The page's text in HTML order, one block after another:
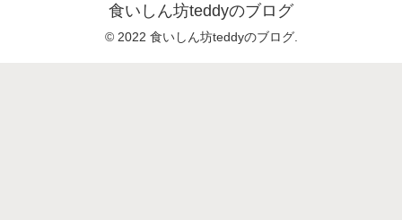
食いしん坊teddyのブログ
© 2022 食いしん坊teddyのブログ.